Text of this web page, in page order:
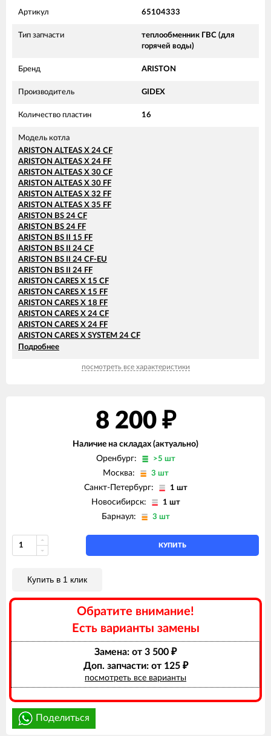
Артикул 65104333
Тип запчасти
теплообменник ГВС (для
горячей воды)
Бренд ARISTON
Производитель GIDEX
Количество пластин 16
Модель котла
ARISTON ALTEAS X 24 CF
ARISTON ALTEAS X 24 FF
ARISTON ALTEAS X 30 CF
ARISTON ALTEAS X 30 FF
ARISTON ALTEAS X 32 FF
ARISTON ALTEAS X 35 FF
ARISTON BS 24 CF
ARISTON BS 24 FF
ARISTON BS II 15 FF
ARISTON BS II 24 CF
ARISTON BS II 24 CF-EU
ARISTON BS II 24 FF
ARISTON CARES X 15 CF
ARISTON CARES X 15 FF
ARISTON CARES X 18 FF
ARISTON CARES X 24 CF
ARISTON CARES X 24 FF
ARISTON CARES X SYSTEM 24 CF
ARISTON CARES X SYSTEM 24 FF
ARISTON CLAS 24 FF
ARISTON CLAS B 28 FF
ARISTON CLAS B 30 FF
ARISTON CLAS B EVO 28 FF
ARISTON CLAS B EVO 30 FF
ARISTON CLAS EVO 24 CF-EU
ARISTON CLAS EVO 24 FF
ARISTON CLAS EVO 24 FF TK
ARISTON CLAS EVO 28 FF
ARISTON CLAS X 28 FF
ARISTON CLAS X 35 FF
ARISTON EGIS PLUS 24 CF-EU
ARISTON EGIS PLUS 24 FF
ARISTON GENUS 24 CF
ARISTON GENUS 24 FF
ARISTON GENUS 28 CF
ARISTON GENUS 28 FF
ARISTON GENUS 32 FF
ARISTON GENUS 35 FF
ARISTON GENUS 36 FF
ARISTON GENUS EVO 24 CF
ARISTON GENUS EVO 24 FF
ARISTON GENUS EVO 32 FF
ARISTON GENUS EVO 35 FF
Подробнее
посмотреть все характеристики
8 200 ₽
Наличие на складах (актуально)
Оренбург:
>5 шт
Москва: 3 шт
Санкт-Петербург: 1 шт
Новосибирск: 1 шт
Барнаул: 3 шт
КУПИТЬ
Купить в 1 клик
Обратите внимание!
Есть варианты замены
Замена: от 3 500 ₽
Доп. запчасти: от 125 ₽
посмотреть все варианты
Поделиться